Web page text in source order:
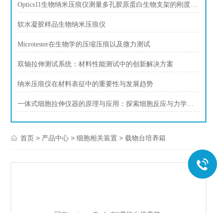
Optics11生物纳米压痕仪测量多孔胶原蛋白生物支架的刚度、杨氏模量、表征
软水凝胶样品生物纳米压痕仪
Microtester在生物学的压缩压痕以及微力测试
双轴拉伸测试系统：材料性能测试中的创新解决方案
纳米压痕仪在材料表征中的重要性与发展趋势
一体式细胞拉伸仪器的原理与应用：探索细胞反应与力学特性
首页 > 产品中心 >细胞相关装置 >载物台培养箱